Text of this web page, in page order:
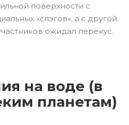
поверхности с
«слэгов», а с другой
ожидал перекус.
на воде (в
планетам)